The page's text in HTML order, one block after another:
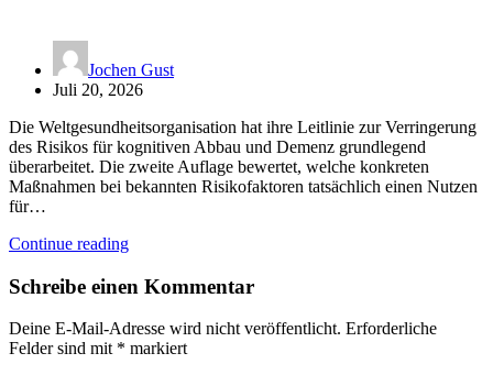
Jochen Gust
Juli 20, 2026
Die Weltgesundheitsorganisation hat ihre Leitlinie zur Verringerung
des Risikos für kognitiven Abbau und Demenz grundlegend
überarbeitet. Die zweite Auflage bewertet, welche konkreten
Maßnahmen bei bekannten Risikofaktoren tatsächlich einen Nutzen
für…
Continue reading
Schreibe einen Kommentar
Deine E-Mail-Adresse wird nicht veröffentlicht. Erforderliche
Felder sind mit * markiert